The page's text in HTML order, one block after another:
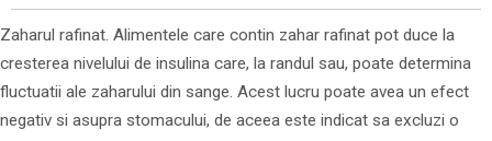
Zaharul rafinat. Alimentele care contin zahar rafinat pot duce la
cresterea nivelului de insulina care, la randul sau, poate determina
fluctuatii ale zaharului din sange. Acest lucru poate avea un efect
negativ si asupra stomacului, de aceea este indicat sa excluzi o